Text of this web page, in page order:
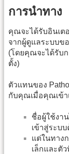
การนำทาง
คุณจะได้รับอินเต
จากผู้ดูแลระบบข
(โดยคุณจะได้รับ
ตั้ง)
ตัวแทนของ
กับคุณเมื่อคุณเข้า
ชื่อผู้ใช้งา
เข้าสู่ระบบ
แต่ในทาง
เล็กและตั